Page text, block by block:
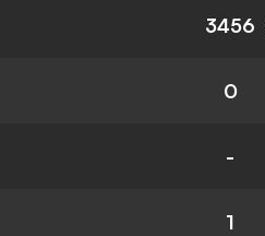
3456
0
-
1